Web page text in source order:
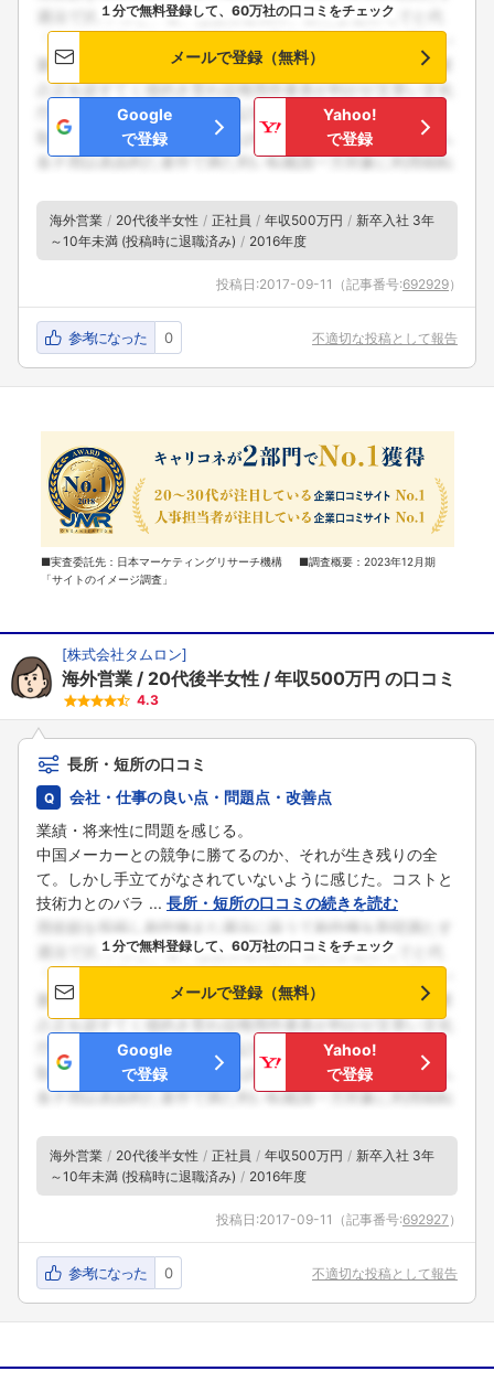
１分で無料登録して、60万社の口コミをチェック
メールで登録（無料）
Google
で登録
Yahoo!
で登録
海外営業 20代後半女性 正社員 年収500万円
新卒入社 3年
～10年未満 (投稿時に退職済み)
2016年度
投稿日:2017-09-11 （記事番号:692929）
参考になった 0 不適切な投稿として報告
■実査委託先：日本マーケティングリサーチ機構 ■調査概要：2023年12月期
「サイトのイメージ調査」
[株式会社タムロン]
海外営業 20代後半女性 年収500万円 の口コミ
4.3
長所・短所の口コミ
会社・仕事の良い点・問題点・改善点
業績・将来性に問題を感じる。
中国メーカーとの競争に勝てるのか、それが生き残りの全
て。しかし手立てがなされていないように感じた。コストと
技術力とのバラ ... 長所・短所の口コミの続きを読む
１分で無料登録して、60万社の口コミをチェック
メールで登録（無料）
Google
で登録
Yahoo!
で登録
海外営業 20代後半女性 正社員 年収500万円
新卒入社 3年
～10年未満 (投稿時に退職済み)
2016年度
投稿日:2017-09-11 （記事番号:692927 ）
参考になった 0 不適切な投稿として報告